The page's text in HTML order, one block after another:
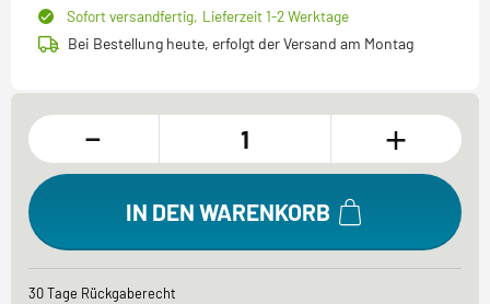
Sofort versandfertig, Lieferzeit 1-2 Werktage
Bei Bestellung heute, erfolgt der Versand am Montag
- +
IN DEN WARENKORB
30 Tage Rückgaberecht